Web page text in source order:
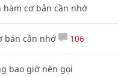
hàm cơ bản cần nhớ
bản cần nhớ 106
bao giờ nên gọi